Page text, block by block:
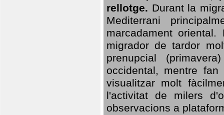
rellotge. Durant la
Mediterrani
marcadament
migrador de tardor
prenupcial
occidental, mentre
visualitzar molt
l'activitat de milers
observacions a